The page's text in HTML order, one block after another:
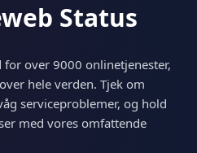
Status
over 9000 onlinetjenester,
hele verden. Tjek om
serviceproblemer, og hold
med vores omfattende